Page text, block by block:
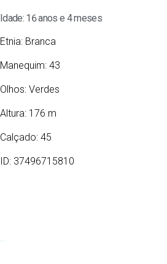
Idade: 16 anos e 4 meses
Etnia: Branca
Manequim: 43
Olhos: Verdes
Altura: 176 m
Calçado: 45
ID: 37496715810